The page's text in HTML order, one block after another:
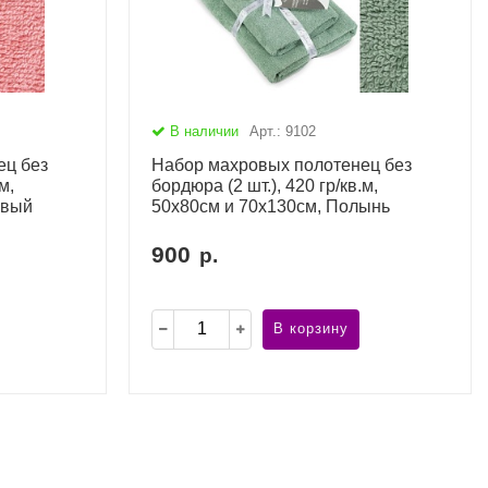
без
В наличии Арт.: 9102
Набор махровых полотенец без
бордюра (2 шт.), 420 гр/кв.м,
50х80см и 70х130см, Полынь
900 р.
В корзину